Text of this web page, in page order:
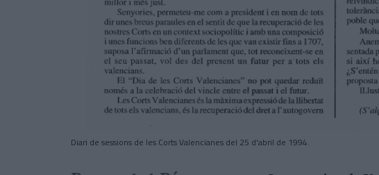
Diari de sessions de les Corts Valencianes del 25 d'abril de 1994.